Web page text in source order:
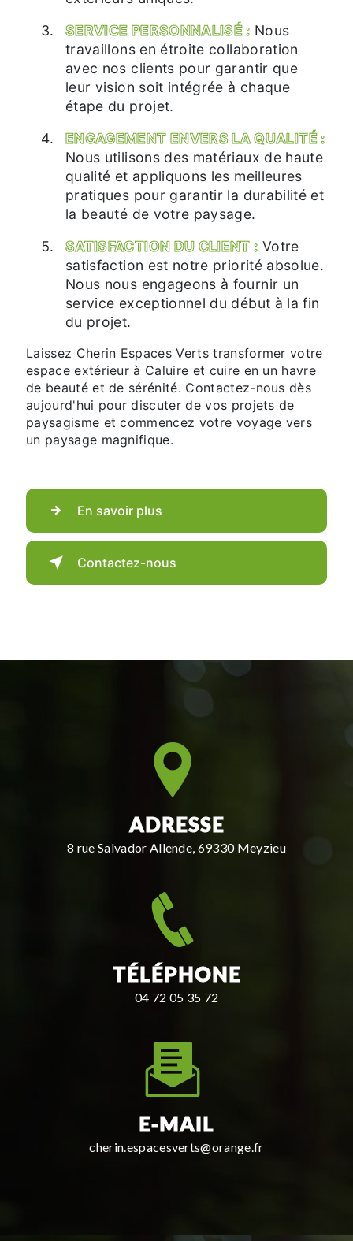
SERVICE PERSONNALISÉ : Nous
travaillons en étroite collaboration
avec nos clients pour garantir que
leur vision soit intégrée à chaque
étape du projet.
ENGAGEMENT ENVERS LA QUALITÉ :
Nous utilisons des matériaux de haute
qualité et appliquons les meilleures
pratiques pour garantir la durabilité et
la beauté de votre paysage.
SATISFACTION DU CLIENT : Votre
satisfaction est notre priorité absolue.
Nous nous engageons à fournir un
service exceptionnel du début à la fin
du projet.
Laissez Cherin Espaces Verts transformer votre
espace extérieur à Caluire et cuire en un havre
de beauté et de sérénité. Contactez-nous dès
aujourd'hui pour discuter de vos projets de
paysagisme et commencez votre voyage vers
un paysage magnifique.
En savoir plus
Contactez-nous
ADRESSE
8 rue Salvador Allende, 69330 Meyzieu
TÉLÉPHONE
04 72 05 35 72
E-MAIL
cherin.espacesverts@orange.fr